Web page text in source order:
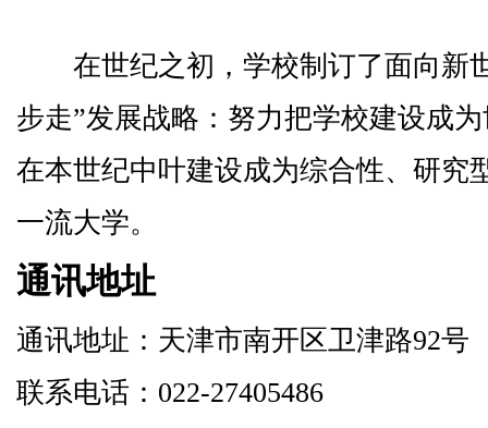
在世纪之初，学校制订了面向新
步走”发展战略：努力把学校建设成
在本世纪中叶建设成为综合性、研究
一流大学。
通讯地址
通讯地址：天津市南开区卫津路92号
联系电话：022-27405486